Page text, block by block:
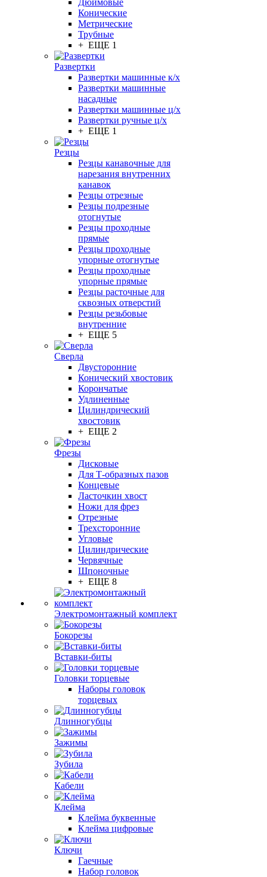
Дюймовые
Конические
Метрические
Трубные
+ ЕЩЕ 1
Развертки
Развертки машинные к/х
Развертки машинные
насадные
Развертки машинные ц/х
Развертки ручные ц/х
+ ЕЩЕ 1
Резцы
Резцы канавочные для
нарезания внутренних
канавок
Резцы отрезные
Резцы подрезные
отогнутые
Резцы проходные
прямые
Резцы проходные
упорные отогнутые
Резцы проходные
упорные прямые
Резцы расточные для
сквозных отверстий
Резцы резьбовые
внутренние
+ ЕЩЕ 5
Сверла
Двусторонние
Конический хвостовик
Корончатые
Удлиненные
Цилиндрический
хвостовик
+ ЕЩЕ 2
Фрезы
Дисковые
Для Т-образных пазов
Концевые
Ласточкин хвост
Ножи для фрез
Отрезные
Трехсторонние
Угловые
Цилиндрические
Червячные
Шпоночные
+ ЕЩЕ 8
Электромонтажный комплект
Бокорезы
Вставки-биты
Головки торцевые
Наборы головок
торцевых
Длинногубцы
Зажимы
Зубила
Кабели
Клейма
Клейма буквенные
Клейма цифровые
Ключи
Гаечные
Набор головок